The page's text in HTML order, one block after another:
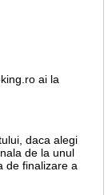
ai la
daca alegi
de la unul
de finalizare a